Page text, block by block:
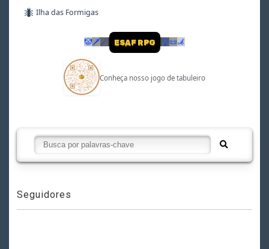
🐜 Ilha das Formigas
🤡 🗡🪄 ESAF RPG 👹📜🦼
Conheça nosso jogo de tabuleiro
Seguidores